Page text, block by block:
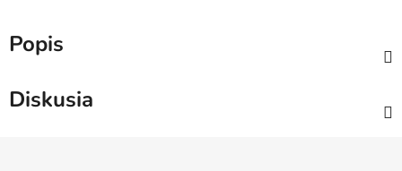
Popis
Diskusia